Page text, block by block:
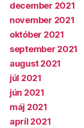
december 2021
november 2021
október 2021
september 2021
august 2021
júl 2021
jún 2021
máj 2021
apríl 2021